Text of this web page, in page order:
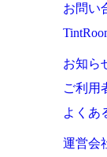
お問い
お知ら
ご利用
よくあ
運営会